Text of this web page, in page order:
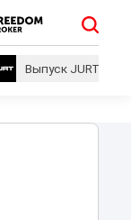
Выпуск JURT